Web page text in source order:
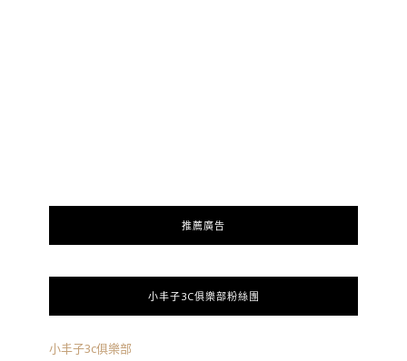
推薦廣告
小丰子3C俱樂部粉絲團
小丰子3c俱樂部